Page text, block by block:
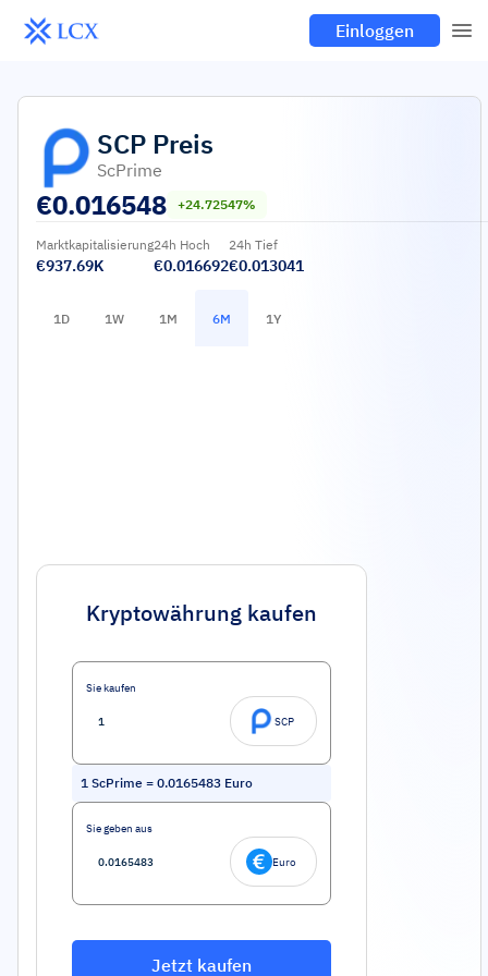
Einloggen
SCP Preis
ScPrime
€0.016548 +24.72547%
Marktkapitalisierung
€937.69K
24h Hoch
€0.016692
24h Tief
€0.013041
1D 1W 1M 6M 1Y
Kryptowährung kaufen
Sie kaufen
SCP
1 ScPrime = 0.0165483 Euro
Sie geben aus
Euro
Jetzt kaufen